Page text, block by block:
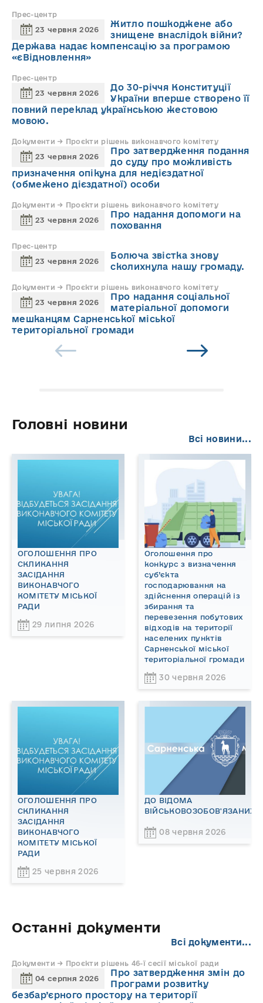
Прес-центр
23 червня 2026
Житло пошкоджене або
знищене внаслідок війни?
Держава надає компенсацію за програмою
«єВідновлення»
Прес-центр
23 червня 2026
До 30-річчя Конституції
України вперше створено її
повний переклад українською жестовою
мовою.
Документи → Проєкти рішень виконавчого комітету
23 червня 2026
Про затвердження подання
до суду про можливість
призначення опікуна для недієздатної
(обмежено дієздатної) особи
Документи → Проєкти рішень виконавчого комітету
23 червня 2026
Про надання допомоги на
поховання
Прес-центр
23 червня 2026
Болюча звістка знову
сколихнула нашу громаду.
Документи → Проєкти рішень виконавчого комітету
23 червня 2026
Про надання соціальної
матеріальної допомоги
мешканцям Сарненської міської
територіальної громади
Головні новини
Всі новини...
ОГОЛОШЕННЯ ПРО
СКЛИКАННЯ
ЗАСІДАННЯ
ВИКОНАВЧОГО
КОМІТЕТУ МІСЬКОЇ
РАДИ
29 липня 2026
Оголошення про
конкурс з визначення
суб’єкта
господарювання на
здійснення операцій із
збирання та
перевезення побутових
відходів на території
населених пунктів
Сарненської міської
територіальної громади
30 червня 2026
ОГОЛОШЕННЯ ПРО
СКЛИКАННЯ
ЗАСІДАННЯ
ВИКОНАВЧОГО
КОМІТЕТУ МІСЬКОЇ
РАДИ
25 червня 2026
ДО ВІДОМА
ВІЙСЬКОВОЗОБОВ'ЯЗАНИХ!
08 червня 2026
Останні документи
Всі документи...
Документи → Проєкти рішень 46-ї сесії міської ради
04 серпня 2026
Про затвердження змін до
Програми розвитку
безбар’єрного простору на території